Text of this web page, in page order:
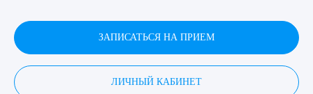
ЗАПИСАТЬСЯ НА ПРИЕМ
ЛИЧНЫЙ КАБИНЕТ